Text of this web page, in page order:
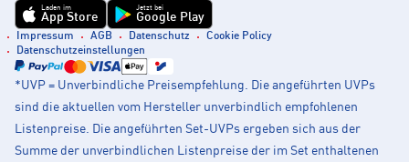
Laden im
App Store
Jetzt bei
Google Play
Impressum AGB Datenschutz
Cookie Policy
Datenschutzeinstellungen
*UVP = Unverbindliche Preisempfehlung. Die angeführten UVPs
sind die aktuellen vom Hersteller unverbindlich empfohlenen
Listenpreise. Die angeführten Set-UVPs ergeben sich aus der
Summe der unverbindlichen Listenpreise der im Set enthaltenen